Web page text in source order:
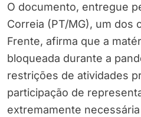
O documento, entregue
Correia (PT/MG), um dos
Frente, afirma que a
bloqueada durante a
restrições de atividades
participação de
extremamente